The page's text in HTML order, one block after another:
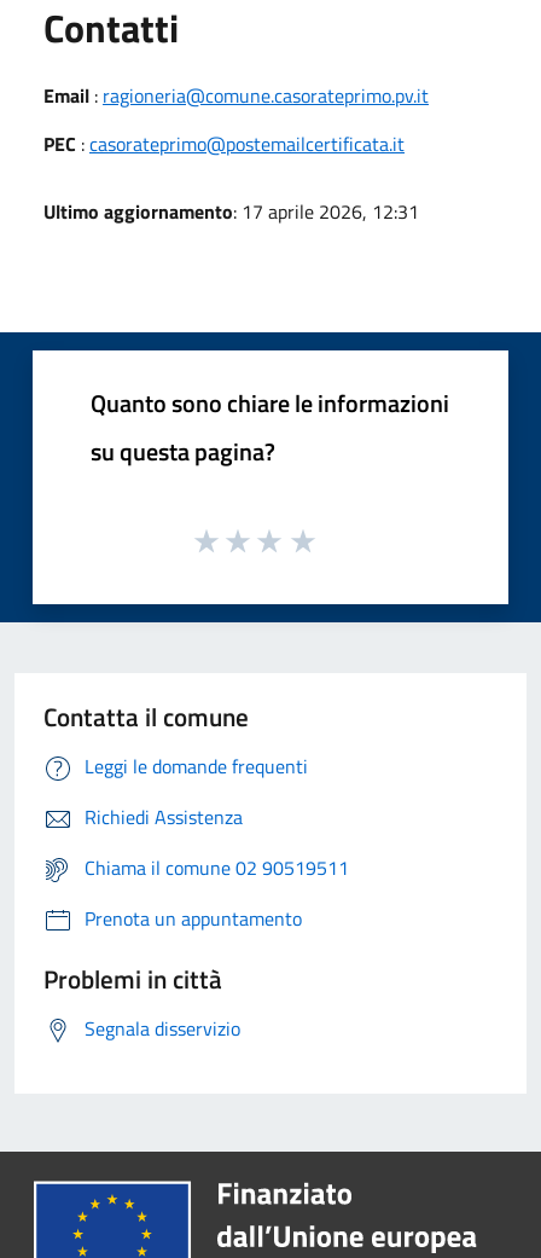
Contatti
Email : ragioneria@comune.casorateprimo.pv.it
PEC :casorateprimo@postemailcertificata.it
Ultimo aggiornamento: 17 aprile 2026, 12:31
Quanto sono chiare le informazioni
su questa pagina?
Contatta il comune
Leggi le domande frequenti
Richiedi Assistenza
Chiama il comune 02 90519511
Prenota un appuntamento
Problemi in città
Segnala disservizio